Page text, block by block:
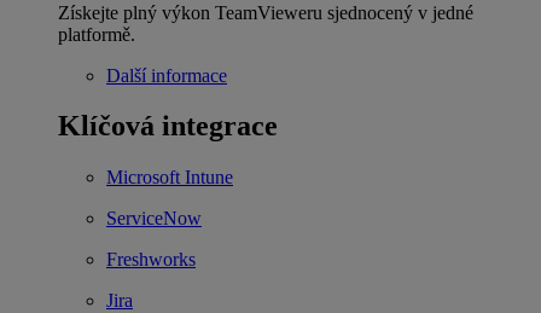
Získejte plný výkon TeamVieweru sjednocený v jedné
platformě.
Další informace
Klíčová integrace
Microsoft Intune
ServiceNow
Freshworks
Jira